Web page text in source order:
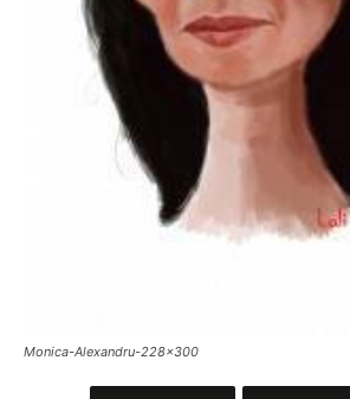
Monica-Alexandru-228x300